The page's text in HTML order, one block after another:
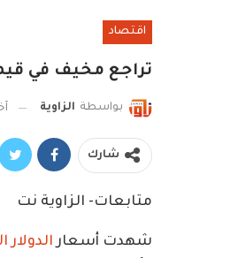
اقتصاد
تراجع مخيف في
بواسطة الزاوية
شارك
متابعات- الزاوية نت
شهدت أسعارالدولار